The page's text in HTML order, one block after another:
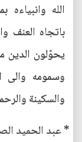
الله
باتجاه العنف
يحوّلون
وسمومه والى
والسكينة
* عبد الحميد